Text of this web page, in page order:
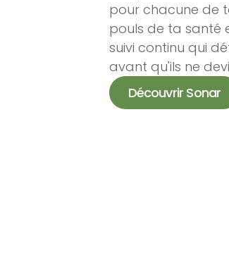
pour chacune de
pouls de ta santé
suivi continu qui
avant qu'ils ne
Découvrir Sonar